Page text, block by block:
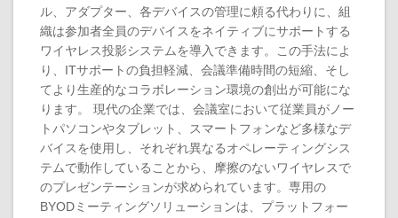
ル、アダプター、各デバイスの管理に頼る代わりに、組
織は参加者全員のデバイスをネイティブにサポートする
ワイヤレス投影システムを導入できます。この手法によ
り、ITサポートの負担軽減、会議準備時間の短縮、そし
てより生産的なコラボレーション環境の創出が可能にな
ります。 現代の企業では、会議室において従業員がノー
トパソコンやタブレット、スマートフォンなど多様なデ
バイスを使用し、それぞれ異なるオペレーティングシス
テムで動作していることから、摩擦のないワイヤレスで
のプレゼンテーションが求められています。専用の
BYODミーティングソリューションは、プラットフォー